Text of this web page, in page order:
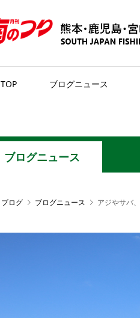
TOP ブログニュース
ブログニュース
ブログ ブログニュース アジやサバ